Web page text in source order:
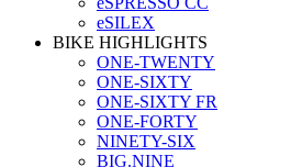
eSILEX
BIKE HIGHLIGHTS
ONE-TWENTY
ONE-SIXTY
ONE-SIXTY FR
ONE-FORTY
NINETY-SIX
BIG.NINE